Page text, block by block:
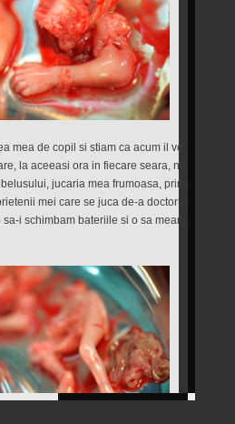
mea de copil si stiam ca acum il voi duce la
la aceeasi ora in fiecare seara, nu inainte
jucaria mea frumoasa, primita de la
mei care se juca de-a doctorul l-a
sa-i schimbam bateriile si o sa mearga din